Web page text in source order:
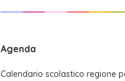
Agenda
Calendario scolastico regione